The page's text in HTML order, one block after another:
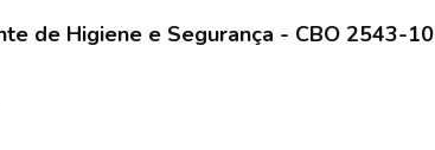
de Higiene e Segurança - CBO 2543-10